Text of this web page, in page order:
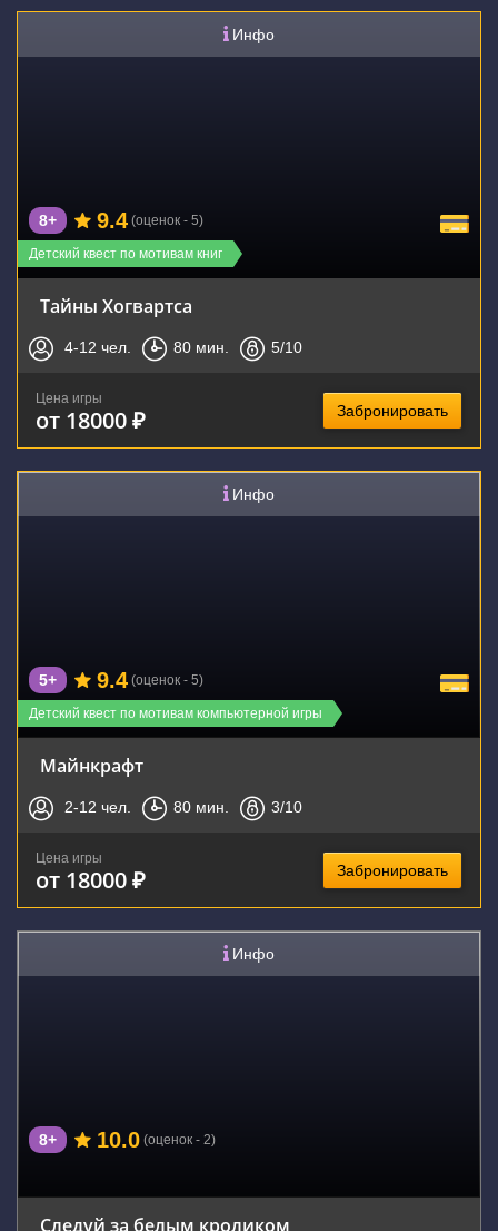
Инфо
Детский квест по мотивам книг
8+ 9.4 (оценок - 5)
Тайны Хогвартса
4-12 чел. 80 мин. 5/10
Цена игры
от 18000 ₽ Забронировать
Инфо
Детский квест по мотивам компьютерной игры
5+ 9.4 (оценок - 5)
Майнкрафт
2-12 чел. 80 мин. 3/10
Цена игры
от 18000 ₽ Забронировать
Инфо
8+ 10.0 (оценок - 2)
Следуй за белым кроликом